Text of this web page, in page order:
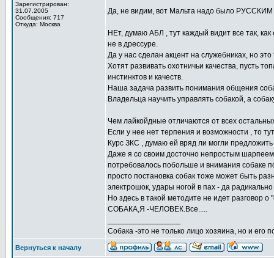
Зарегистрирован:
31.07.2005
Сообщения: 717
Откуда: Москва
Да, не видим, вот Мальта надо было РУССКИМ
НЕт, думаю АБЛ , тут каждый видит все так,
не в дрессуре.
Да у нас сделан акцент на служебниках, но
Хотят развивать охотничьи качества, пусть
инстинктов и качеств.
Наша задача развить понимания общения
Владельца научить управлять собакой, а
Чем лайкойдные отличаются от всех
Если у нее нет терпения и возможности , то
Курс ЗКС , думаю ей вряд ли могли предложить
Даже я со своим досточно непростым
потребовалось побольше и внимания собаке
просто постановка собак тоже может быть
электрошок, удары ногой в пах - да
Но здесь в такой методите не идет разговор
СОБАКА,Я -ЧЕЛОВЕК.Все.....
Собака -это не только лицо хозяина, но и его
Вернуться к началу